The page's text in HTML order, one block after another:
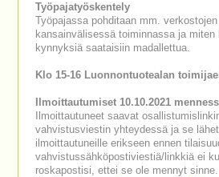
Työpajatyöskentely
Työpajassa pohditaan mm.
kansainvälisessä toiminnassa ja
kynnyksiä saataisiin madallettua.
Klo 15-16 Luonnontuotealan
Ilmoittautumiset 10.10.2021
Ilmoittautuneet saavat
vahvistusviestin yhteydessä ja se
ilmoittautuneille erikseen ennen
vahvistussähköpostiviestiä/linkkiä ei
roskapostisi, ettei se ole mennyt sinne.